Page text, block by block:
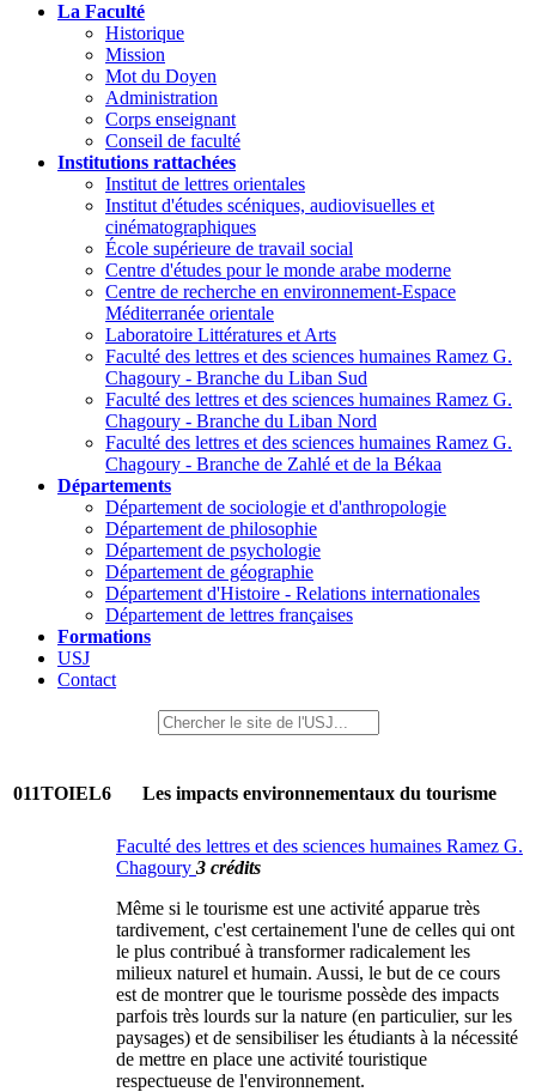
La Faculté
Historique
Mission
Mot du Doyen
Administration
Corps enseignant
Conseil de faculté
Institutions rattachées
Institut de lettres orientales
Institut d'études scéniques, audiovisuelles et
cinématographiques
École supérieure de travail social
Centre d'études pour le monde arabe moderne
Centre de recherche en environnement-Espace
Méditerranée orientale
Laboratoire Littératures et Arts
Faculté des lettres et des sciences humaines Ramez G.
Chagoury - Branche du Liban Sud
Faculté des lettres et des sciences humaines Ramez G.
Chagoury - Branche du Liban Nord
Faculté des lettres et des sciences humaines Ramez G.
Chagoury - Branche de Zahlé et de la Békaa
Départements
Département de sociologie et d'anthropologie
Département de philosophie
Département de psychologie
Département de géographie
Département d'Histoire - Relations internationales
Département de lettres françaises
Formations
USJ
Contact
011TOIEL6 Les impacts environnementaux du tourisme
Faculté des lettres et des sciences humaines Ramez G.
Chagoury 3 crédits
Même si le tourisme est une activité apparue très
tardivement, c'est certainement l'une de celles qui ont
le plus contribué à transformer radicalement les
milieux naturel et humain. Aussi, le but de ce cours
est de montrer que le tourisme possède des impacts
parfois très lourds sur la nature (en particulier, sur les
paysages) et de sensibiliser les étudiants à la nécessité
de mettre en place une activité touristique
respectueuse de l'environnement.